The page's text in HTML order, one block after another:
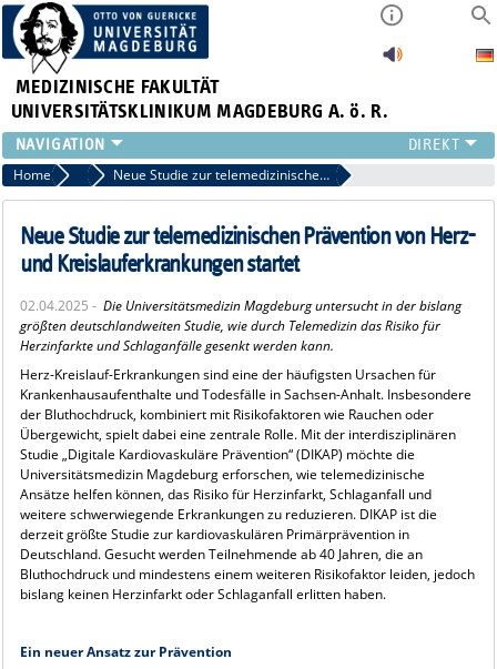
MEDIZINISCHE FAKULTÄT
UNIVERSITÄTSKLINIKUM MAGDEBURG A. ö. R.
INSTITUTE
KLINIKEN
ZENTRALE EINRICHTUNGEN
FORSCHUNG
ÜBER UNS
INTERNATIONAL
INTRANET
Home Archiv 2025 Neue Studie zur telemedizinischen Prävention von Herz- und Kreislauferkrankungen startet
Neue Studie zur telemedizinischen Prävention von Herz-
und Kreislauferkrankungen startet
02.04.2025 - Die Universitätsmedizin Magdeburg untersucht in der bislang
größten deutschlandweiten Studie, wie durch Telemedizin das Risiko für
Herzinfarkte und Schlaganfälle gesenkt werden kann.
Herz-Kreislauf-Erkrankungen sind eine der häufigsten Ursachen für
Krankenhausaufenthalte und Todesfälle in Sachsen-Anhalt. Insbesondere
der Bluthochdruck, kombiniert mit Risikofaktoren wie Rauchen oder
Übergewicht, spielt dabei eine zentrale Rolle. Mit der interdisziplinären
Studie „Digitale Kardiovaskuläre Prävention“ (DIKAP) möchte die
Universitätsmedizin Magdeburg erforschen, wie telemedizinische
Ansätze helfen können, das Risiko für Herzinfarkt, Schlaganfall und
weitere schwerwiegende Erkrankungen zu reduzieren. DIKAP ist die
derzeit größte Studie zur kardiovaskulären Primärprävention in
Deutschland. Gesucht werden Teilnehmende ab 40 Jahren, die an
Bluthochdruck und mindestens einem weiteren Risikofaktor leiden, jedoch
bislang keinen Herzinfarkt oder Schlaganfall erlitten haben.
Ein neuer Ansatz zur Prävention